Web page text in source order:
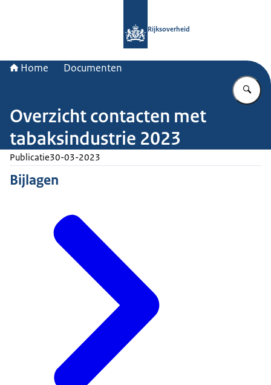
Rijksoverheid
Home Documenten
Overzicht contacten met
tabaksindustrie 2023
Publicatie30-03-2023
Bijlagen